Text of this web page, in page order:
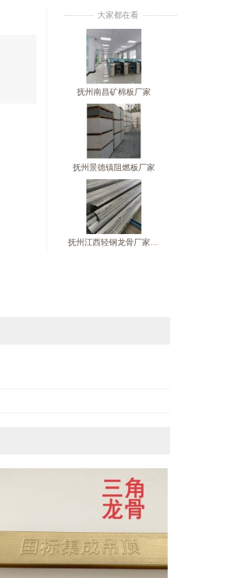
大家都在看
抚州南昌矿棉板厂家
抚州景德镇阻燃板厂家
抚州江西轻钢龙骨厂家直供